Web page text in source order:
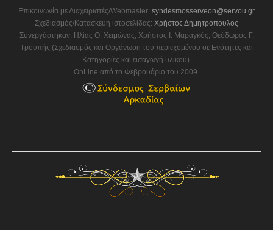
Επικοινωνία με Διαχειριστές/Webmaster: syndesmosserveon@servou.gr
Σχεδιασμός/Κατασκευή ιστοσελίδας: Χρήστος Δημητρόπουλος
Συνεργάστηκαν: Ηλίας Θ. Χειμώνας, Χρήστος Ι. Μαραγκός, Θεόδωρος Γ.
Τρουπής (Σχεδιασμός και Οργάνωση του περιεχομένου σε Ενότητες και
Κατηγορίες και εισαγωγή υλικού).
OnLine από το Φεβρουάριο του 2009.